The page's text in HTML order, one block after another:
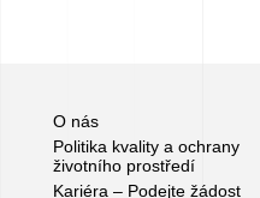
O nás
Politika kvality a ochrany
životního prostředí
Kariéra – Podejte žádost